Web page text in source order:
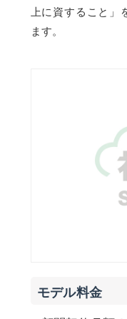
上に資すること
ます。
モデル料金